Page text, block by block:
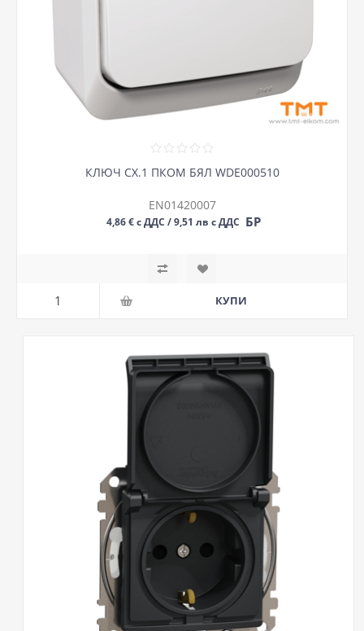
КЛЮЧ СХ.1 ПКОМ БЯЛ WDE000510
EN01420007
4,86 € с ДДС / 9,51 лв с ДДС БР